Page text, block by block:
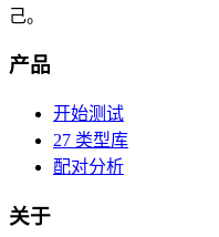
己。
产品
开始测试
27 类型库
配对分析
关于